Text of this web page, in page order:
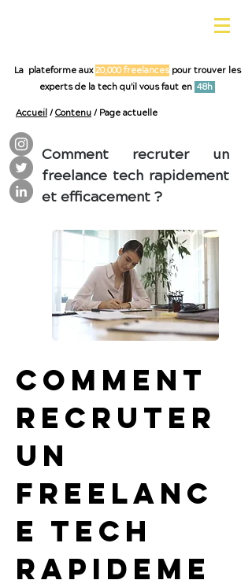
La plateforme aux20,000 freelancespour trouver les
experts de la tech qu'il vous faut en 48h
Accueil / Contenu / Page actuelle
Comment recruter un
freelance tech rapidement
et efficacement ?
Comment
recruter
un
freelanc
e tech
rapideme